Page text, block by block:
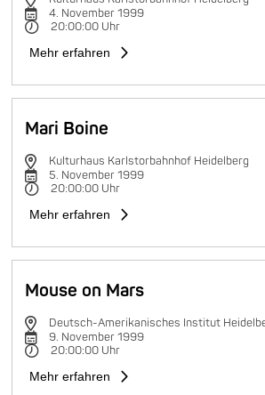
4. November 1999
20:00:00 Uhr
Mehr erfahren
Mari Boine
Kulturhaus Karlstorbahnhof Heidelberg
5. November 1999
20:00:00 Uhr
Mehr erfahren
Mouse on Mars
Deutsch-Amerikanisches Institut
9. November 1999
20:00:00 Uhr
Mehr erfahren